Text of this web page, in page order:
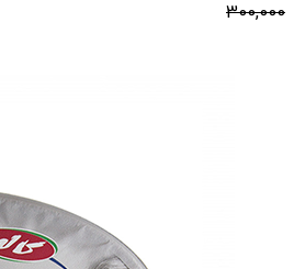
300,000